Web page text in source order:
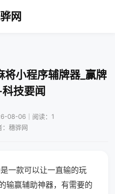
网
小程序辅牌器_赢牌
技要闻
08-06｜阅读：1
：穗骅网
一款可以让一直输的玩
输赢辅助神器，有需要的